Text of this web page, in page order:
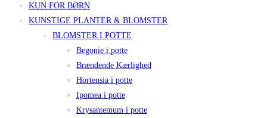
KUN FOR BØRN
KUNSTIGE PLANTER & BLOMSTER
BLOMSTER I POTTE
Begonie i potte
Brændende Kærlighed
Hortensia i potte
Ipomea i potte
Krysantemum i potte